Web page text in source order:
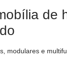
de
modulares e